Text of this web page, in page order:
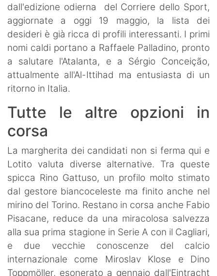
dall'edizione odierna del Corriere dello Sport,
aggiornate a oggi 19 maggio, la lista dei
desideri è già ricca di profili interessanti. I primi
nomi caldi portano a Raffaele Palladino, pronto
a salutare l'Atalanta, e a Sérgio Conceição,
attualmente all'Al-Ittihad ma entusiasta di un
ritorno in Italia.
Tutte le altre opzioni in
corsa
La margherita dei candidati non si ferma qui e
Lotito valuta diverse alternative. Tra queste
spicca Rino Gattuso, un profilo molto stimato
dal gestore biancoceleste ma finito anche nel
mirino del Torino. Restano in corsa anche Fabio
Pisacane, reduce da una miracolosa salvezza
alla sua prima stagione in Serie A con il Cagliari,
e due vecchie conoscenze del calcio
internazionale come Miroslav Klose e Dino
Toppmöller, esonerato a gennaio dall'Eintracht